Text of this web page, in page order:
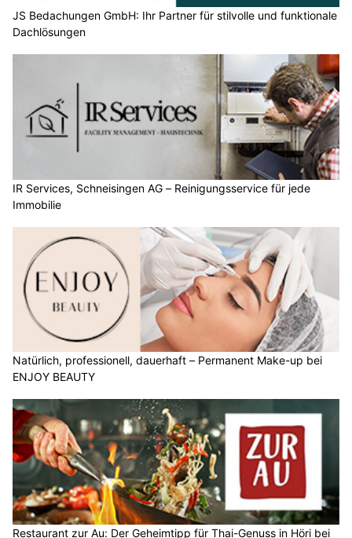
JS Bedachungen GmbH: Ihr Partner für stilvolle und funktionale
Dachlösungen
IR Services, Schneisingen AG – Reinigungsservice für jede
Immobilie
Natürlich, professionell, dauerhaft – Permanent Make-up bei
ENJOY BEAUTY
Restaurant zur Au: Der Geheimtipp für Thai-Genuss in Höri bei